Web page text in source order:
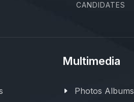
CANDIDATES
Multimedia
Photos Albums